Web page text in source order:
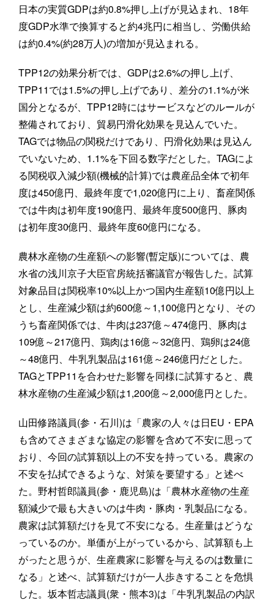
日本の実質GDPは約0.8%押し上げが見込まれ、18年
度GDP水準で換算すると約4兆円に相当し、労働供給
は約0.4%(約28万人)の増加が見込まれる。
TPP12の効果分析では、GDPは2.6%の押し上げ、
TPP11では1.5%の押し上げであり、差分の1.1%が米
国分となるが、TPP12時にはサービスなどのルールが
整備されており、貿易円滑化効果を見込んでいた。
TAGでは物品の関税だけであり、円滑化効果は見込ん
でいないため、1.1%を下回る数字だとした。TAGによ
る関税収入減少額(機械的計算)では農産品全体で初年
度は450億円、最終年度で1,020億円に上り、畜産関係
では牛肉は初年度190億円、最終年度500億円、豚肉
は初年度30億円、最終年度60億円になる。
農林水産物の生産額への影響(暫定版)については、農
水省の浅川京子大臣官房統括審議官が報告した。試算
対象品目は関税率10%以上かつ国内生産額10億円以上
とし、生産減少額は約600億～1,100億円となり、その
うち畜産関係では、牛肉は237億～474億円、豚肉は
109億～217億円、鶏肉は16億～32億円、鶏卵は24億
～48億円、牛乳乳製品は161億～246億円だとした。
TAGとTPP11を合わせた影響を同様に試算すると、農
林水産物の生産減少額は1,200億～2,000億円とした。
山田修路議員(参・石川)は「農家の人々は日EU・EPA
も含めてさまざまな協定の影響を含めて不安に思って
おり、今回の試算額以上の不安を持っている。農家の
不安を払拭できるような、対策を要望する」と述べ
た。野村哲郎議員(参・鹿児島)は「農林水産物の生産
額減少で最も大きいのは牛肉・豚肉・乳製品になる。
農家は試算額だけを見て不安になる。生産量はどうな
っているのか。単価が上がっているから、試算額も上
がったと思うが、生産農家に影響を与えるのは数量に
なる」と述べ、試算額だけが一人歩きすることを危惧
した。坂本哲志議員(衆・熊本3)は「牛乳乳製品の内訳